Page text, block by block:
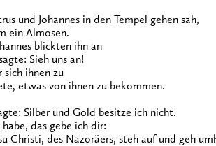
und Johannes in den Tempel gehen sah,
ein Almosen.
blickten ihn an
Sieh uns an!
sich ihnen zu
etwas von ihnen zu bekommen.
Silber und Gold besitze ich nicht.
das gebe ich dir:
Christi, des Nazoräers, steh auf und geh